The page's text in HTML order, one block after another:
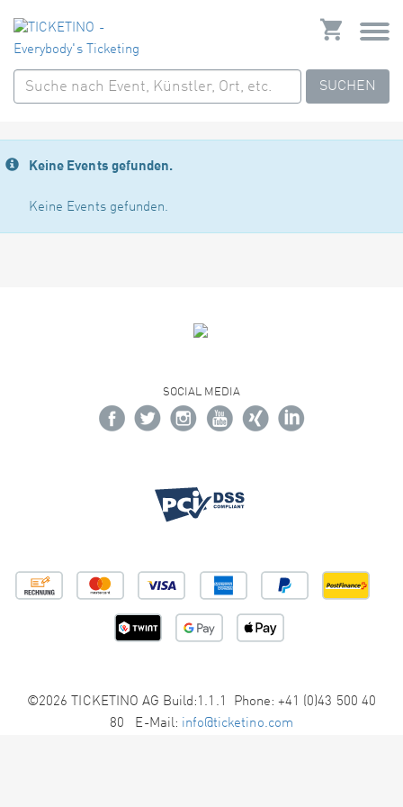
SUCHEN
Keine Events gefunden.
Keine Events gefunden.
SOCIAL MEDIA
©2026 TICKETINO AG Build:1.1.1 Phone: +41 (0)43 500 40
80 E-Mail: info@ticketino.com